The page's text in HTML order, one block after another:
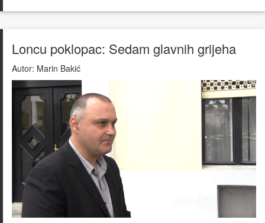
Loncu poklopac: Sedam glavnih grijeha
Autor: Marin Bakić